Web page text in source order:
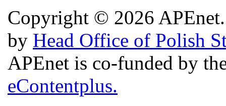
Copyright © 2026
by Head Office of Polish
APEnet is co-funded by
eContentplus.